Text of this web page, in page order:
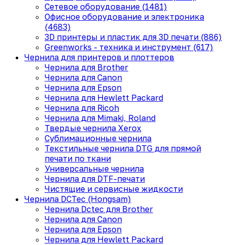
Сетевое оборудование (1481)
Офисное оборудование и электроника
(4683)
3D принтеры и пластик для 3D печати (886)
Greenworks - техника и инструмент (617)
Чернила для принтеров и плоттеров
Чернила для Brother
Чернила для Canon
Чернила для Epson
Чернила для Hewlett Packard
Чернила для Ricoh
Чернила для Mimaki, Roland
Твердые чернила Xerox
Сублимационные чернила
Текстильные чернила DTG для прямой
печати по ткани
Универсальные чернила
Чернила для DTF-печати
Чистящие и сервисные жидкости
Чернила DCTec (Hongsam)
Чернила Dctec для Brother
Чернила для Canon
Чернила для Epson
Чернила для Hewlett Packard